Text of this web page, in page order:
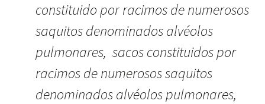
constituido por racimos de numerosos
saquitos denominados alvéolos
pulmonares, sacos constituidos por
racimos de numerosos saquitos
denominados alvéolos pulmonares,